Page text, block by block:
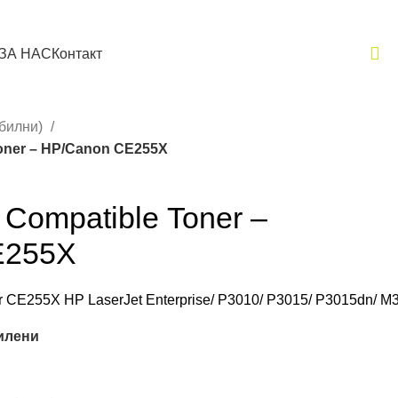
НАСКонтакт
– HP/Canon CE255X
Toner –
CE255X HP LaserJet Enterprise/ P3010/ P3015/ P3015dn/